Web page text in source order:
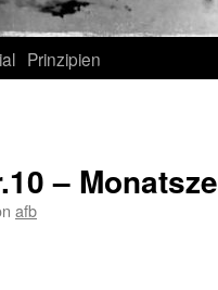
Prinzipien
–
afb